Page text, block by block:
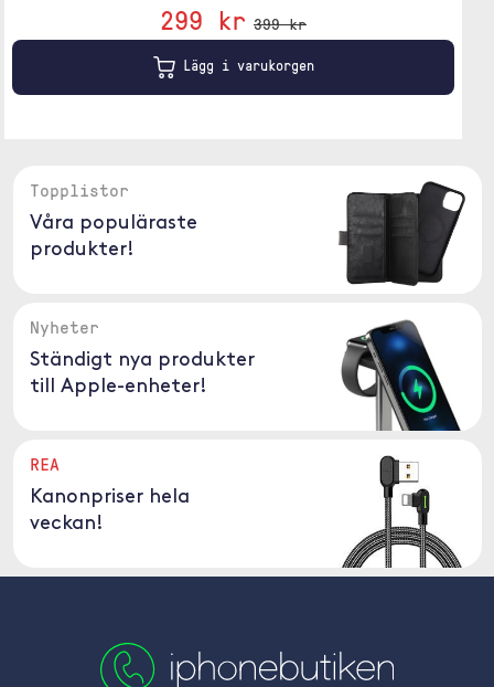
299 kr 399 kr
Lägg i varukorgen
Topplistor
Våra populäraste
produkter!
Nyheter
Ständigt nya produkter
till Apple-enheter!
REA
Kanonpriser hela
veckan!